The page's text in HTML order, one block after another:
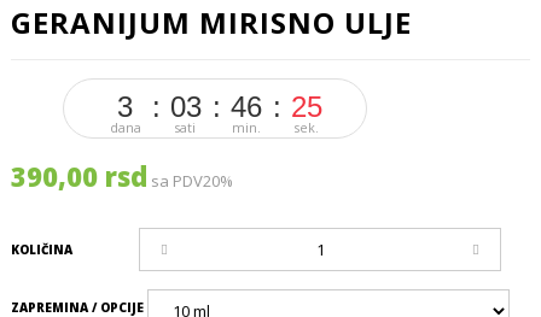
GERANIJUM MIRISNO ULJE
3
dana
03
sati
46
min.
25
sek.
390,00 rsd sa PDV20%
KOLIČINA
ZAPREMINA / OPCIJE